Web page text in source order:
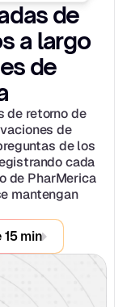
de
a largo
de
de retorno de
de
de los
cada
de PharMerica
mantengan
min